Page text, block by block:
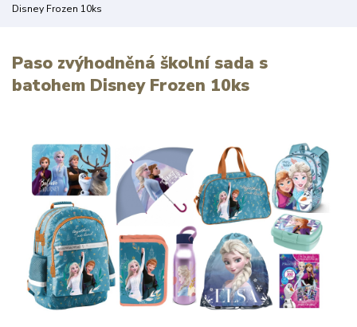
Disney Frozen 10ks
Paso zvýhodněná školní sada s
batohem Disney Frozen 10ks